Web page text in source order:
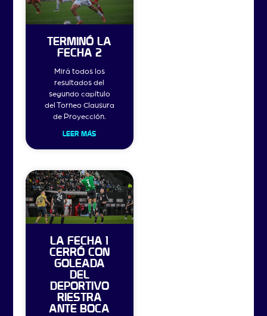
TERMINÓ LA
FECHA 2
Mirá todos los
resultados del
segundo capítulo
del Torneo Clausura
de Proyección.
LEER MÁS
LA FECHA 1
CERRÓ CON
GOLEADA
DEL
DEPORTIVO
RIESTRA
ANTE BOCA